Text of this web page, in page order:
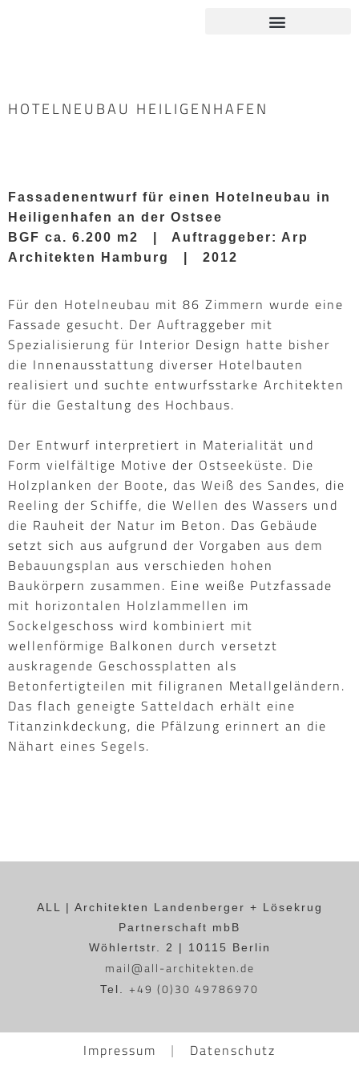
HOTELNEUBAU HEILIGENHAFEN
Fassadenentwurf für einen Hotelneubau in
Heiligenhafen an der Ostsee
BGF ca. 6.200 m2 | Auftraggeber: Arp
Architekten Hamburg | 2012
Für den Hotelneubau mit 86 Zimmern wurde eine
Fassade gesucht. Der Auftraggeber mit
Spezialisierung für Interior Design hatte bisher
die Innenausstattung diverser Hotelbauten
realisiert und suchte entwurfsstarke Architekten
für die Gestaltung des Hochbaus.
Der Entwurf interpretiert in Materialität und
Form vielfältige Motive der Ostseeküste. Die
Holzplanken der Boote, das Weiß des Sandes, die
Reeling der Schiffe, die Wellen des Wassers und
die Rauheit der Natur im Beton. Das Gebäude
setzt sich aus aufgrund der Vorgaben aus dem
Bebauungsplan aus verschieden hohen
Baukörpern zusammen. Eine weiße Putzfassade
mit horizontalen Holzlammellen im
Sockelgeschoss wird kombiniert mit
wellenförmige Balkonen durch versetzt
auskragende Geschossplatten als
Betonfertigteilen mit filigranen Metallgeländern.
Das flach geneigte Satteldach erhält eine
Titanzinkdeckung, die Pfälzung erinnert an die
Nähart eines Segels.
ALL | Architekten Landenberger + Lösekrug
Partnerschaft mbB
Wöhlertstr. 2 | 10115 Berlin
mail@all-architekten.de
Tel. +49 (0)30 49786970
Impressum Datenschutz